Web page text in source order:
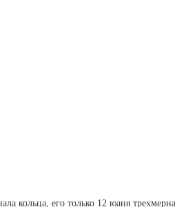
кольца, его только 12 юаня